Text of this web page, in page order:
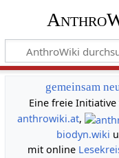
gemeinsam
Eine freie
anthrowiki.at,
biodyn.wiki
mit online